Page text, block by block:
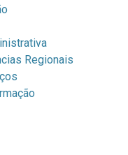
Regionais